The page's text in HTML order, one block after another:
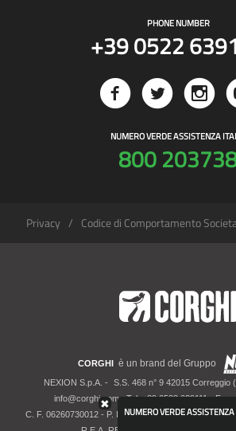
PHONE NUMBER
+39 0522
NUMERO VERDE ASSISTENZA
800
Privacy Codice di Comportamento
CORGHI è un brand del Gruppo
NEXION S.p.A. - S.S. 468 n° 9 42015 Correggio
info@corghi.com- Tel: +39 0522 639111 - Fax:
C. F. 06260730012 - P. IVA 01700320359 - Registro
✖ NUMERO VERDE